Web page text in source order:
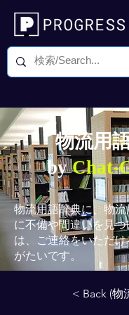
物流用
byChat-
物流用語辞典に、物
に不備や間違いを見
は、ご連絡をいただ
がたいです。
< Back (物